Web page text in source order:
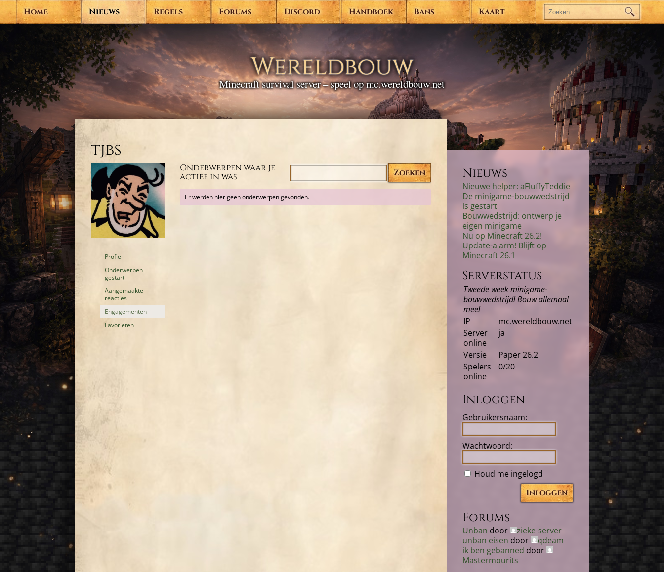
Home Nieuws Regels Forums Discord Handboek Bans Kaart
Zoeken
naar:
Wereldbouw
Minecraft survival server – speel op mc.wereldbouw.net
tjbs
Profiel
Onderwerpen
gestart
Aangemaakte
reacties
Engagementen
Favorieten
Onderwerpen waar je
actief in was
Er werden hier geen onderwerpen gevonden.
Nieuws
Nieuwe helper: aFluffyTeddie
De minigame-bouwwedstrijd
is gestart!
Bouwwedstrijd: ontwerp je
eigen minigame
Nu op Minecraft 26.2!
Update-alarm! Blijft op
Minecraft 26.1
Serverstatus
Tweede week minigame-
bouwwedstrijd! Bouw allemaal
mee!
IP
mc.wereldbouw.net
Server
online
ja
Versie
Paper 26.2
Spelers
online
0/20
Inloggen
Gebruikersnaam:
Wachtwoord:
Houd me ingelogd
Inloggen
Forums
Unban door
zieke-server
unban eisen door
qdeam
ik ben gebanned door
Mastermourits